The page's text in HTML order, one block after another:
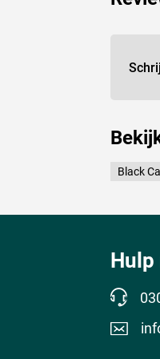
Black
Hulp